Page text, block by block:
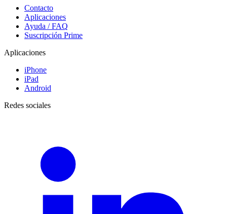
Contacto
Aplicaciones
Ayuda / FAQ
Suscripción Prime
Aplicaciones
iPhone
iPad
Android
Redes sociales